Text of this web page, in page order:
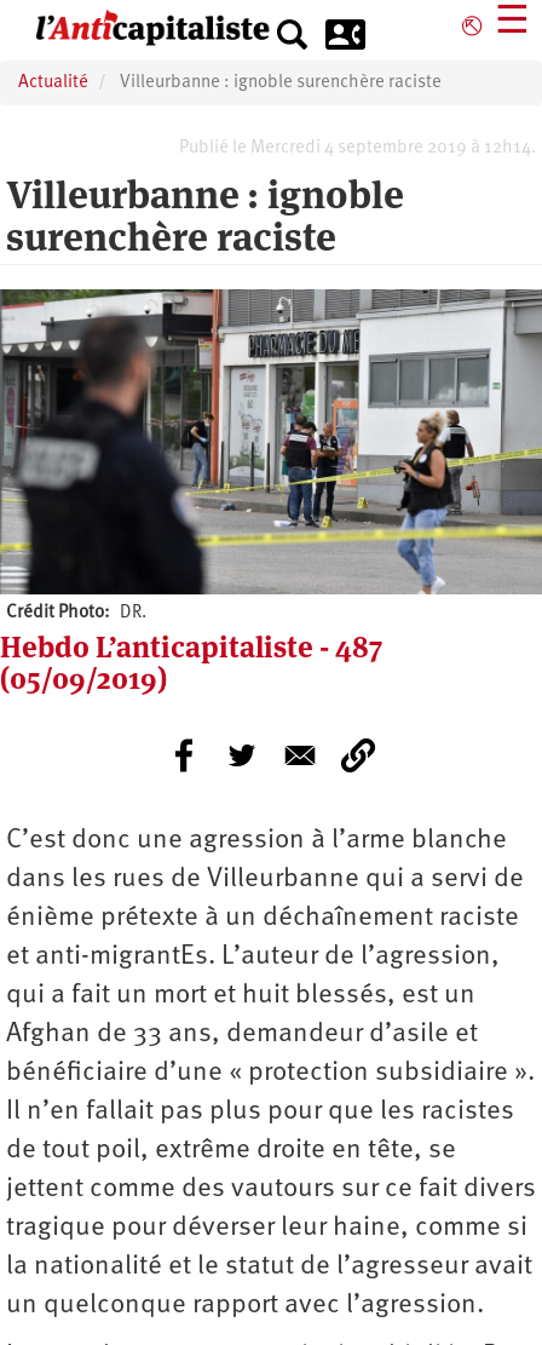
principal
⎋ ☰
Actualité Villeurbanne : ignoble surenchère raciste
Publié le Mercredi 4 septembre 2019 à 12h14.
Villeurbanne : ignoble
surenchère raciste
Crédit Photo DR.
Hebdo L’anticapitaliste - 487
(05/09/2019)
C’est donc une agression à l’arme blanche
dans les rues de Villeurbanne qui a servi de
énième prétexte à un déchaînement raciste
et anti-migrantEs. L’auteur de l’agression,
qui a fait un mort et huit blessés, est un
Afghan de 33 ans, demandeur d’asile et
bénéficiaire d’une « protection subsidiaire ».
Il n’en fallait pas plus pour que les racistes
de tout poil, extrême droite en tête, se
jettent comme des vautours sur ce fait divers
tragique pour déverser leur haine, comme si
la nationalité et le statut de l’agresseur avait
un quelconque rapport avec l’agression.